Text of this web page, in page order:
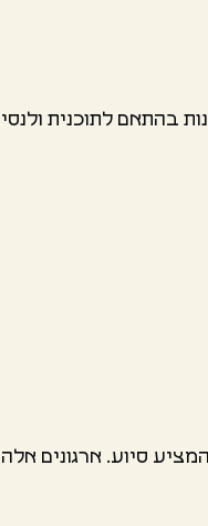
בהתאם לתוכנית
סיוע. ארגונים